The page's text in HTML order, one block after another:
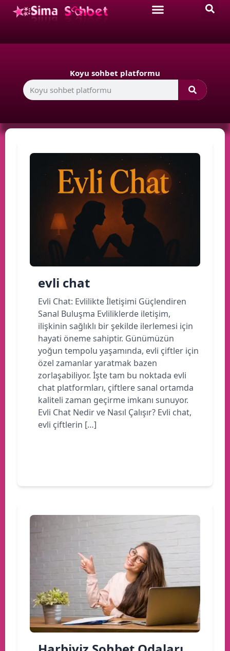
Koyu sohbet platformu
evli chat
Evli Chat: Evlilikte İletişimi Güçlendiren
Sanal Buluşma Evliliklerde iletişim,
ilişkinin sağlıklı bir şekilde ilerlemesi için
hayati öneme sahiptir. Günümüzün
yoğun tempolu yaşamında, evli çiftler için
özel zamanlar yaratmak bazen
zorlaşabiliyor. İşte tam bu noktada evli
chat platformları, çiftlere sanal ortamda
kaliteli zaman geçirme imkanı sunuyor.
Evli Chat Nedir ve Nasıl Çalışır? Evli chat,
evli çiftlerin […]